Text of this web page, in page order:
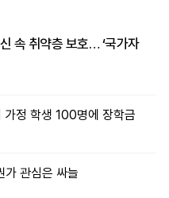
속 취약층 보호… ‘국가자
정 학생 100명에 장학금
가 관심은 싸늘